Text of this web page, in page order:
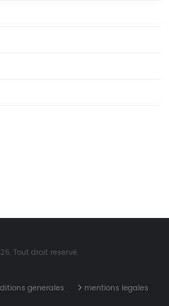
Tout droit reservé.
generales
mentions legales